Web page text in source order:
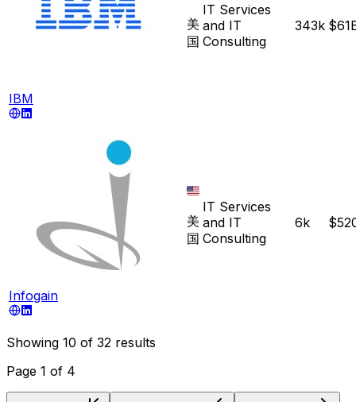
IBM
美
国
IT Services
and IT
Consulting
343k
Infogain
美
国
IT Services
and IT
Consulting
6k
Showing 10 of 32 results
Page 1 of 4